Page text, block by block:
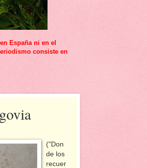
España ni en el
consiste en
("Don
de los
recuer